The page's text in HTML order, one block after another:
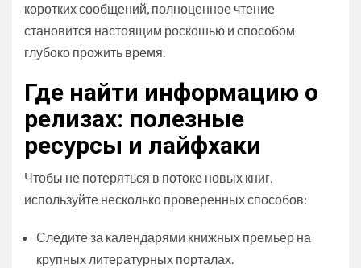
коротких сообщений, полноценное чтение
становится настоящим роскошью и способом
глубоко прожить время.
Где найти информацию о
релизах: полезные
ресурсы и лайфхаки
Чтобы не потеряться в потоке новых книг,
используйте несколько проверенных способов:
Следите за календарями книжных премьер на
крупных литературных порталах.